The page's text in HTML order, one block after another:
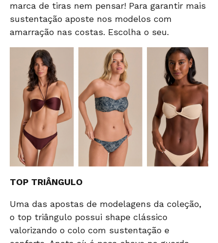
marca de tiras nem pensar! Para garantir mais
sustentação aposte nos modelos com
amarração nas costas. Escolha o seu.
TOP TRIÂNGULO
Uma das apostas de modelagens da coleção,
o top triângulo possui shape clássico
valorizando o colo com sustentação e